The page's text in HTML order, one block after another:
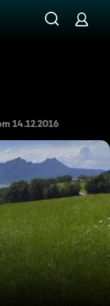
Frau Staffel 13
14.12.2016